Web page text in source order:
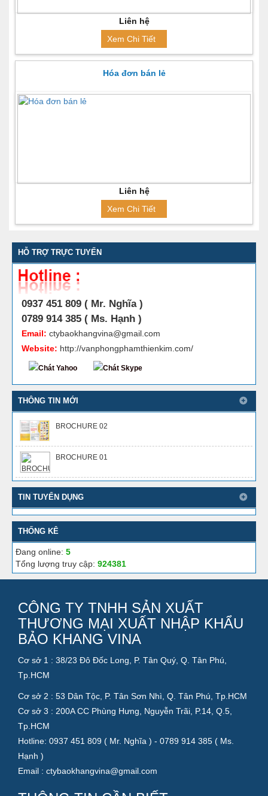
Liên hệ
Xem Chi Tiết
Hóa đơn bán lẻ
Liên hệ
Xem Chi Tiết
HỖ TRỢ TRỰC TUYẾN
0937 451 809 ( Mr. Nghĩa )
0789 914 385 ( Ms. Hạnh )
Email: ctybaokhangvina@gmail.com
Website: http://vanphongphamthienkim.com/
THÔNG TIN MỚI
BROCHURE 02
BROCHURE 01
TIN TUYỂN DỤNG
THỐNG KÊ
Đang online: 5
Tổng lượng truy cập: 924381
CÔNG TY TNHH SẢN XUẤT
THƯƠNG MẠI XUẤT NHẬP KHẨU
BẢO KHANG VINA
Cơ sở 1 : 38/23 Đô Đốc Long, P. Tân Quý, Q. Tân Phú,
Tp.HCM
Cơ sở 2 : 53 Dân Tộc, P. Tân Sơn Nhì, Q. Tân Phú, Tp.HCM
Cơ sở 3 : 200A CC Phùng Hưng, Nguyễn Trãi, P.14, Q.5,
Tp.HCM
Hotline: 0937 451 809 ( Mr. Nghĩa ) - 0789 914 385 ( Ms.
Hạnh )
Email : ctybaokhangvina@gmail.com